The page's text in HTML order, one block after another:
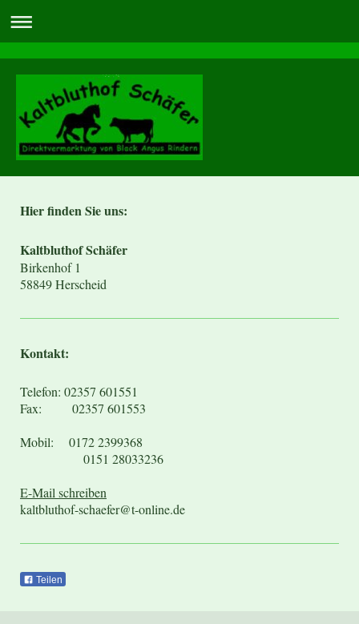
Hier finden Sie uns:
Kaltbluthof Schäfer
Birkenhof 1
58849 Herscheid
Kontakt:
Telefon: 02357 601551
Fax: 02357 601553
Mobil: 0172 2399368
0151 28033236
E-Mail schreiben
kaltbluthof-schaefer@t-online.de
Teilen